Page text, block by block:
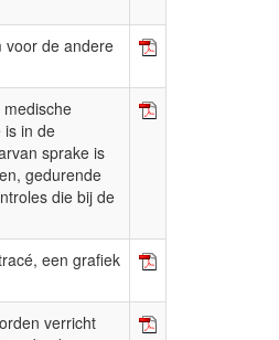
voor de andere
is in de
sprake is
gedurende
die bij de
een grafiek
verricht